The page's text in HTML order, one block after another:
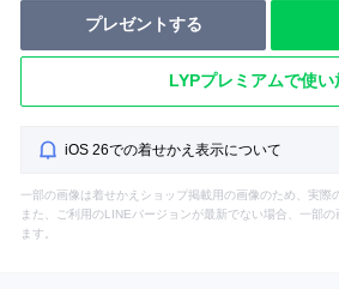
プレゼントする
LYPプレミアムで使い
iOS 26での着せかえ表示について
一部の画像は着せかえショップ掲載用の画像のため、実際
また、ご利用のLINEバージョンが最新でない場合、一部
ます。